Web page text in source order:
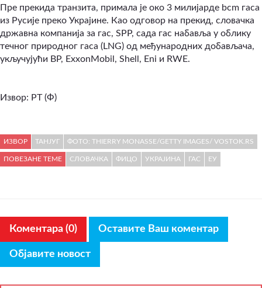
Пре прекида транзита, примала је око 3 милијарде bcm гаса
из Русије преко Украјине. Као одговор на прекид, словачка
државна компанија за гас, SPP, сада гас набавља у облику
течног природног гаса (LNG) од међународних добављача,
укључујући BP, ExxonMobil, Shell, Eni и RWE.
Извор: РТ (Ф)
ИЗВОР ТАНЈУГ ФОТО: THIERRY MONASSE/GETTY IMAGES/ VOSTOK.RS
ПОВЕЗАНЕ ТЕМЕ СЛОВАЧКА ФИЦО УКРАЈИНА ГАС ЕУ
Коментара (0) Оставите Ваш коментар
Објавите новост